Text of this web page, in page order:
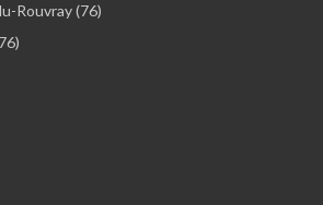
Rouvray (76)